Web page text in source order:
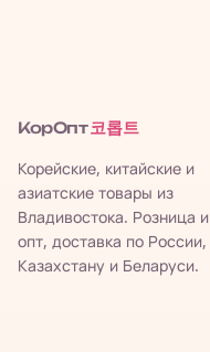
КорОпт 코롭트
Корейские, китайские и
азиатские товары из
Владивостока. Розница и
опт, доставка по России,
Казахстану и Беларуси.